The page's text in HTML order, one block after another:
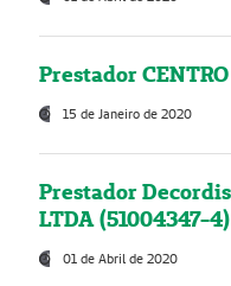
Prestador
15 de Janeiro de 2020
Prestador
LTDA (51004347-4)
01 de Abril de 2020